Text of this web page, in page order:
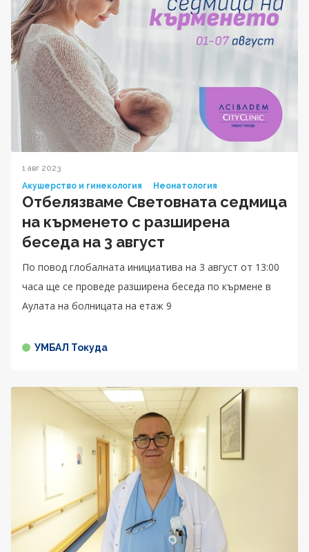
1 авг 2023
Акушерство и гинекология
Неонатология
Отбелязваме Световната седмица
на кърменето с разширена
беседа на 3 август
По повод глобалната инициатива на 3 август от 13:00
часа ще се проведе разширена беседа по кърмене в
Аулата на болницата на етаж 9
УМБАЛ Токуда